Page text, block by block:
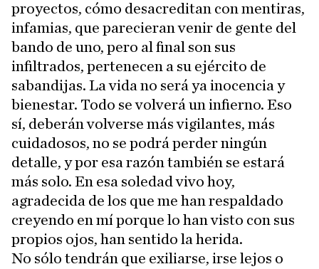
proyectos, cómo desacreditan con mentiras,
infamias, que parecieran venir de gente del
bando de uno, pero al final son sus
infiltrados, pertenecen a su ejército de
sabandijas. La vida no será ya inocencia y
bienestar. Todo se volverá un infierno. Eso
sí, deberán volverse más vigilantes, más
cuidadosos, no se podrá perder ningún
detalle, y por esa razón también se estará
más solo. En esa soledad vivo hoy,
agradecida de los que me han respaldado
creyendo en mí porque lo han visto con sus
propios ojos, han sentido la herida.
No sólo tendrán que exiliarse, irse lejos o